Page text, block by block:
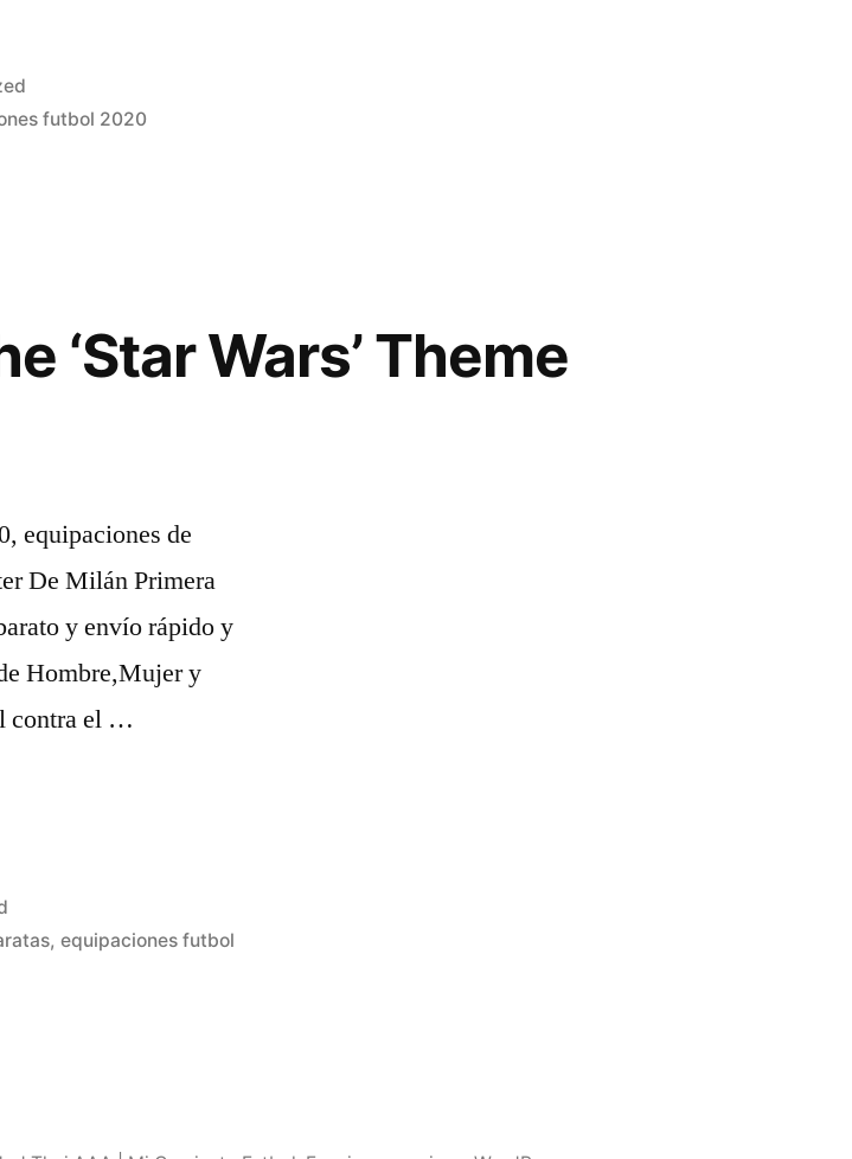
futbol 2020
‘Star Wars’ Theme
equipaciones de
De Milán Primera
y envío rápido y
Hombre,Mujer y
contra el …
,equipaciones futbol